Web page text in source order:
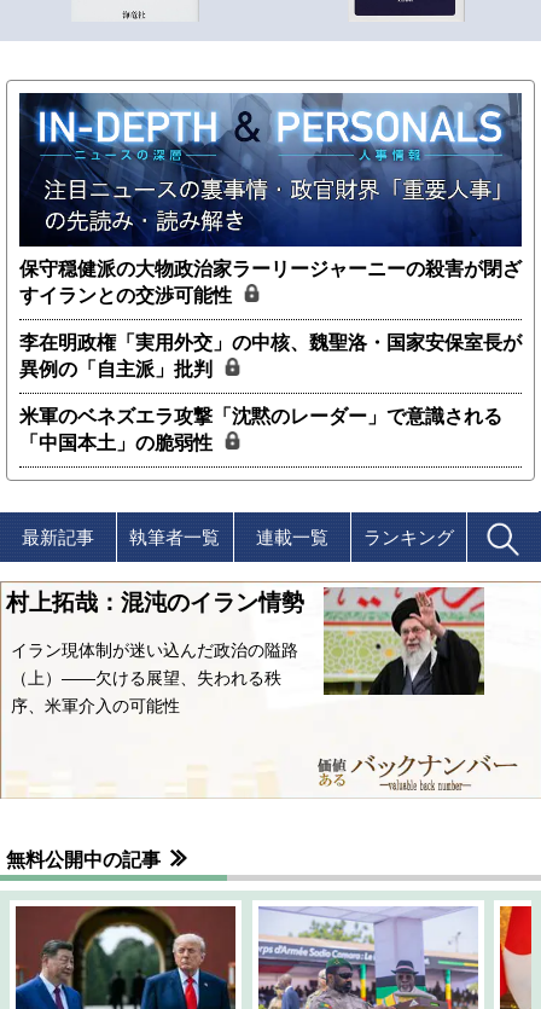
保守穏健派の大物政治家ラーリージャーニーの殺害が閉ざ
すイランとの交渉可能性
李在明政権「実用外交」の中核、魏聖洛・国家安保室長が
異例の「自主派」批判
米軍のベネズエラ攻撃「沈黙のレーダー」で意識される
「中国本土」の脆弱性
最新記事 執筆者一覧 連載一覧 ランキング
村上拓哉：混沌のイラン情勢
イラン現体制が迷い込んだ政治の隘路
（上）――欠ける展望、失われる秩
序、米軍介入の可能性
無料公開中の記事